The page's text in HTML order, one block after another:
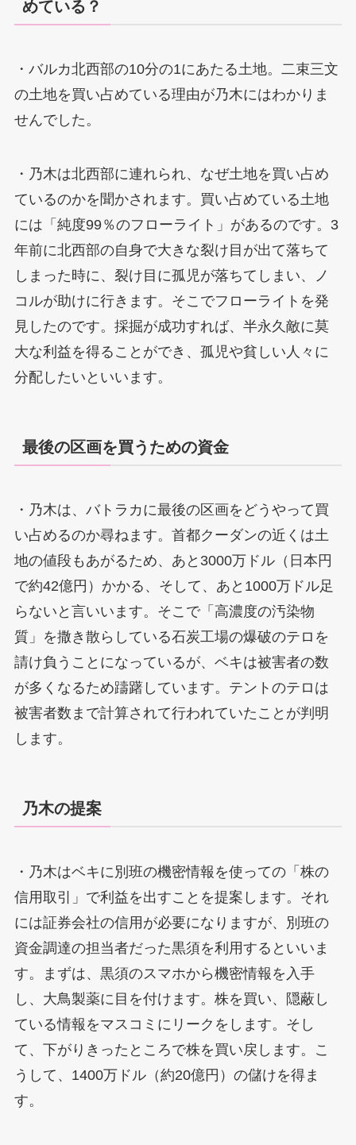
めている？
・バルカ北西部の10分の1にあたる土地。二束三文
の土地を買い占めている理由が乃木にはわかりま
せんでした。
・乃木は北西部に連れられ、なぜ土地を買い占め
ているのかを聞かされます。買い占めている土地
には「純度99％のフローライト」があるのです。3
年前に北西部の自身で大きな裂け目が出て落ちて
しまった時に、裂け目に孤児が落ちてしまい、ノ
コルが助けに行きます。そこでフローライトを発
見したのです。採掘が成功すれば、半永久敵に莫
大な利益を得ることができ、孤児や貧しい人々に
分配したいといいます。
最後の区画を買うための資金
・乃木は、バトラカに最後の区画をどうやって買
い占めるのか尋ねます。首都クーダンの近くは土
地の値段もあがるため、あと3000万ドル（日本円
で約42億円）かかる、そして、あと1000万ドル足
らないと言いいます。そこで「高濃度の汚染物
質」を撒き散らしている石炭工場の爆破のテロを
請け負うことになっているが、ベキは被害者の数
が多くなるため躊躇しています。テントのテロは
被害者数まで計算されて行われていたことが判明
します。
乃木の提案
・乃木はベキに別班の機密情報を使っての「株の
信用取引」で利益を出すことを提案します。それ
には証券会社の信用が必要になりますが、別班の
資金調達の担当者だった黒須を利用するといいま
す。まずは、黒須のスマホから機密情報を入手
し、大鳥製薬に目を付けます。株を買い、隠蔽し
ている情報をマスコミにリークをします。そし
て、下がりきったところで株を買い戻します。こ
うして、1400万ドル（約20億円）の儲けを得ま
す。